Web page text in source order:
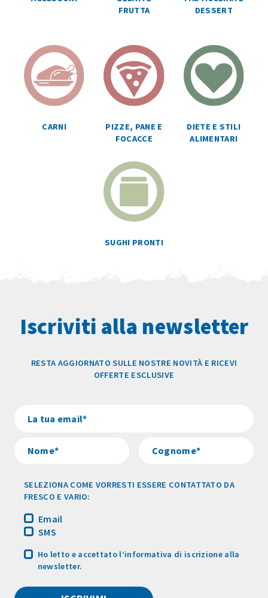
FRUTTA
DESSERT
CARNI
PIZZE, PANE E
FOCACCE
DIETE E STILI
ALIMENTARI
SUGHI PRONTI
Iscriviti alla newsletter
RESTA AGGIORNATO SULLE NOSTRE NOVITÀ E RICEVI
OFFERTE ESCLUSIVE
SELEZIONA COME VORRESTI ESSERE CONTATTATO DA
FRESCO E VARIO:
Email
SMS
Ho letto e accettato l’informativa di iscrizione alla
newsletter.